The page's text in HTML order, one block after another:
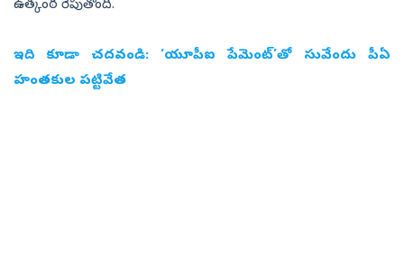
ఉత్కంఠ రేపుతోంది.
ఇది కూడా చదవండి: ‘యూపీఐ పేమెంట్‌’తో సువేందు పీఏ
హంతకుల పట్టివేత